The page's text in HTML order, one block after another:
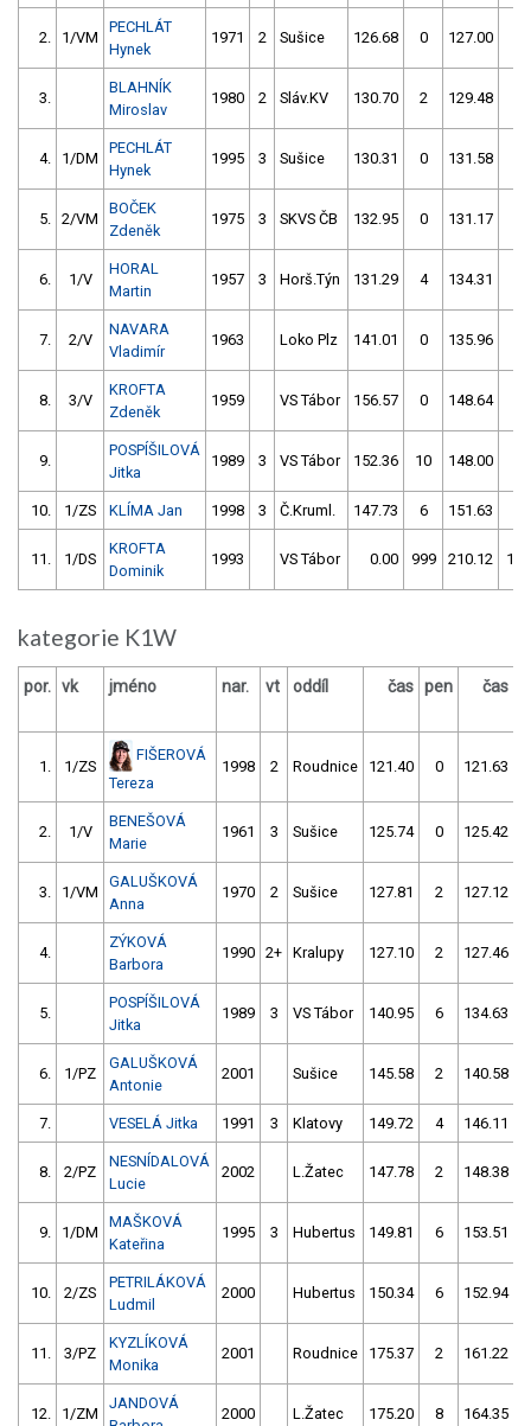
2. 1/VM
PECHLÁT
Hynek
1971 2 Sušice 126.68 0 127.00
3.
BLAHNÍK
Miroslav
1980 2 Sláv.KV 130.70 2 129.48
4. 1/DM
PECHLÁT
Hynek
1995 3 Sušice 130.31 0 131.58
5. 2/VM
BOČEK
Zdeněk
1975 3 SKVS ČB 132.95 0 131.17
6. 1/V
HORAL
Martin
1957 3 Horš.Týn 131.29 4 134.31
7. 2/V
NAVARA
Vladimír
1963 Loko Plz 141.01 0 135.96
8. 3/V
KROFTA
Zdeněk
1959 VS Tábor 156.57 0 148.64
9.
POSPÍŠILOVÁ
Jitka
1989 3 VS Tábor 152.36 10 148.00
10. 1/ZS KLÍMA Jan 1998 3 Č.Kruml. 147.73 6 151.63
11. 1/DS
KROFTA
Dominik
1993 VS Tábor 0.00 999 210.12 118
kategorie K1W
por. vk jméno nar. vt oddíl čas pen čas
1. 1/ZS
FIŠEROVÁ
Tereza
1998 2 Roudnice 121.40 0 121.63
2. 1/V
BENEŠOVÁ
Marie
1961 3 Sušice 125.74 0 125.42
3. 1/VM
GALUŠKOVÁ
Anna
1970 2 Sušice 127.81 2 127.12
4.
ZÝKOVÁ
Barbora
1990 2+ Kralupy 127.10 2 127.46
5.
POSPÍŠILOVÁ
Jitka
1989 3 VS Tábor 140.95 6 134.63
6. 1/PZ
GALUŠKOVÁ
Antonie
2001 Sušice 145.58 2 140.58
7. VESELÁ Jitka 1991 3 Klatovy 149.72 4 146.11
8. 2/PZ
NESNÍDALOVÁ
Lucie
2002 L.Žatec 147.78 2 148.38
9. 1/DM
MAŠKOVÁ
Kateřina
1995 3 Hubertus 149.81 6 153.51
10. 2/ZS
PETRILÁKOVÁ
Ludmil
2000 Hubertus 150.34 6 152.94
11. 3/PZ
KYZLÍKOVÁ
Monika
2001 Roudnice 175.37 2 161.22
12. 1/ZM
JANDOVÁ
2000 L.Žatec 175.20 8 164.35